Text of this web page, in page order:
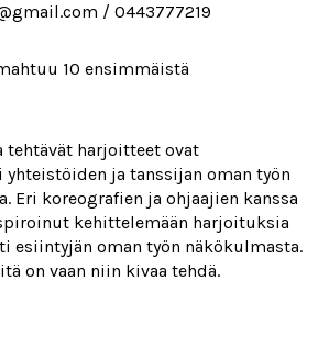
/ 0443777219
10 ensimmäistä
tehtävät harjoitteet ovat
yhteistöiden ja tanssijan oman työn
Eri koreografien ja ohjaajien kanssa
kehittelemään harjoituksia
esiintyjän oman työn näkökulmasta.
on vaan niin kivaa tehdä.